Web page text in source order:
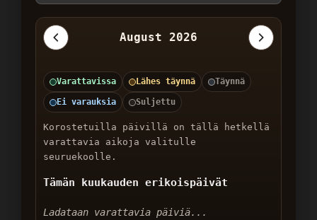
August 2026
Varattavissa Lähes täynnä Täynnä
Ei varauksia Suljettu
Korostetuilla päivillä on tällä hetkellä
varattavia aikoja valitulle
seuruekoolle.
Tämän kuukauden erikoispäivät
Ladataan varattavia päiviä...